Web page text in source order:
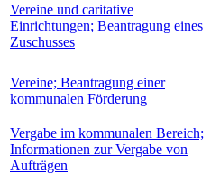
Vereine und caritative
Einrichtungen; Beantragung eines
Zuschusses
Vereine; Beantragung einer
kommunalen Förderung
Vergabe im kommunalen Bereich;
Informationen zur Vergabe von
Aufträgen